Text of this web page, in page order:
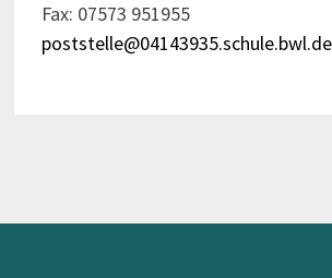
Fax: 07573 951955
poststelle@04143935.schule.bwl.de